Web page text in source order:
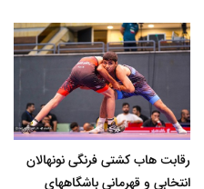
رقابت هاب کشتی فرنگی نونهالان
انتخابی و قهرمانی باشگاههای